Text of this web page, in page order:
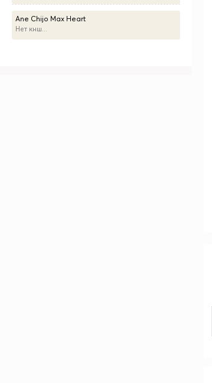
Ane Chijo Max Heart
Нет кнш...